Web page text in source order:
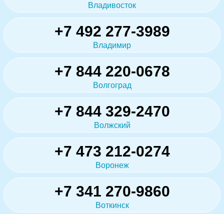
Владивосток
+7 492 277-3989
Владимир
+7 844 220-0678
Волгоград
+7 844 329-2470
Волжский
+7 473 212-0274
Воронеж
+7 341 270-9860
Воткинск